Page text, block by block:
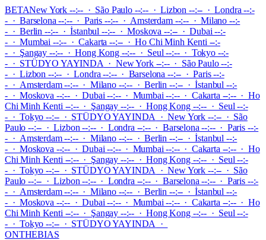
BETANew York --:-- · São Paulo --:-- · Lizbon --:-- · Londra --:-
- · Barselona --:-- · Paris --:-- · Amsterdam --:-- · Milano --:-
- · Berlin --:-- · İstanbul --:-- · Moskova --:-- · Dubai --:-
- · Mumbai --:-- · Cakarta --:-- · Ho Chi Minh Kenti --:-
- · Şangay --:-- · Hong Kong --:-- · Seul --:-- · Tokyo --:-
-· STÜDYO YAYINDA ·New York --:-- · São Paulo --:-
- · Lizbon --:-- · Londra --:-- · Barselona --:-- · Paris --:-
- · Amsterdam --:-- · Milano --:-- · Berlin --:-- · İstanbul --:-
- · Moskova --:-- · Dubai --:-- · Mumbai --:-- · Cakarta --:-- · Ho
Chi Minh Kenti --:-- · Şangay --:-- · Hong Kong --:-- · Seul --:-
- · Tokyo --:-- · STÜDYO YAYINDA ·New York --:-- · São
Paulo --:-- · Lizbon --:-- · Londra --:-- · Barselona --:-- · Paris --:-
- · Amsterdam --:-- · Milano --:-- · Berlin --:-- · İstanbul --:-
- · Moskova --:-- · Dubai --:-- · Mumbai --:-- · Cakarta --:-- · Ho
Chi Minh Kenti --:-- · Şangay --:-- · Hong Kong --:-- · Seul --:-
- · Tokyo --:-- · STÜDYO YAYINDA ·New York --:-- · São
Paulo --:-- · Lizbon --:-- · Londra --:-- · Barselona --:-- · Paris --:-
- · Amsterdam --:-- · Milano --:-- · Berlin --:-- · İstanbul --:-
- · Moskova --:-- · Dubai --:-- · Mumbai --:-- · Cakarta --:-- · Ho
Chi Minh Kenti --:-- · Şangay --:-- · Hong Kong --:-- · Seul --:-
- · Tokyo --:-- · STÜDYO YAYINDA
·
ONTHEBIAS